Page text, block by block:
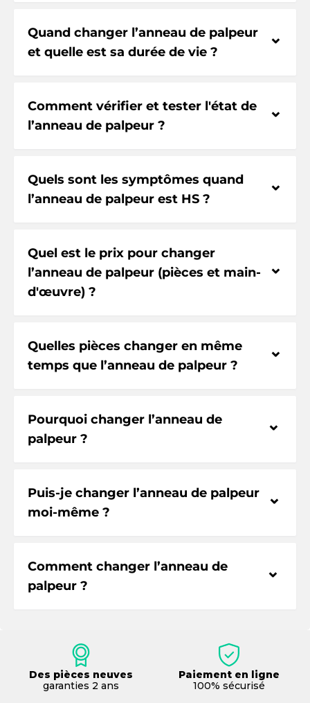
Quand changer l’anneau de palpeur
et quelle est sa durée de vie ?
⌃
Comment vérifier et tester l'état de
l’anneau de palpeur ?
⌃
Quels sont les symptômes quand
l’anneau de palpeur est HS ?
⌃
Quel est le prix pour changer
l’anneau de palpeur (pièces et main-
d'œuvre) ?
⌃
Quelles pièces changer en même
temps que l’anneau de palpeur ?
⌃
Pourquoi changer l’anneau de
palpeur ?
⌃
Puis-je changer l’anneau de palpeur
moi-même ?
⌃
Comment changer l’anneau de
palpeur ?
⌃
Des pièces neuves
garanties 2 ans
Paiement en ligne
100% sécurisé